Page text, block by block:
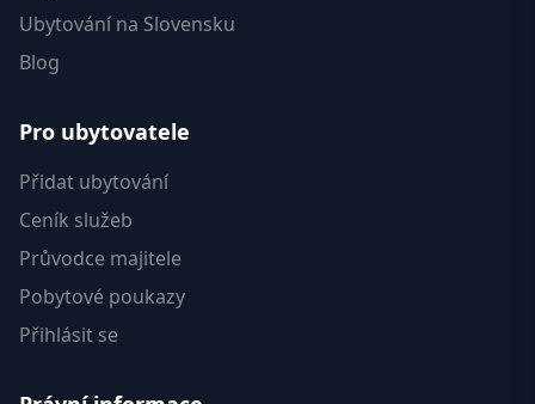
Ubytování na Slovensku
Blog
Pro ubytovatele
Přidat ubytování
Ceník služeb
Průvodce majitele
Pobytové poukazy
Přihlásit se